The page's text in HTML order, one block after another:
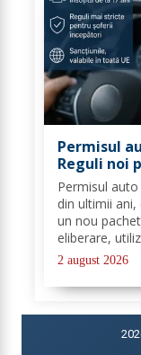
Permisul
Reguli noi
auto
Permisul
din ultimii
un nou
eliberare,
România va
legislația
2 august 2026